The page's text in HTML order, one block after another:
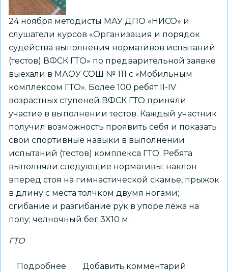
24 ноября методисты МАУ ДПО «НИСО» и
слушатели курсов «Организация и порядок
судейства выполнения нормативов испытаний
(тестов) ВФСК ГТО» по предварительной заявке
выехали в МАОУ СОШ № 111 с «Мобильным
комплексом ГТО». Более 100 ребят II-IV
возрастных ступеней ВФСК ГТО приняли
участие в выполнении тестов. Каждый участник
получил возможность проявить себя и показать
свои спортивные навыки в выполнении
испытаний (тестов) комплекса ГТО. Ребята
выполняли следующие нормативы: наклон
вперед стоя на гимнастической скамье, прыжок
в длину с места толчком двумя ногами;
сгибание и разгибание рук в упоре лёжа на
полу; челночный бег 3X10 м.
ГТО
Подробнее Добавить комментарий